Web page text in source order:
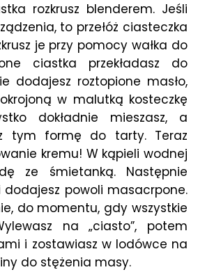
rozkrusz blenderem. Jeśli
to przełóż ciasteczka
je przy pomocy wałka do
ciastka przekładasz do
dodajesz roztopione masło,
w malutką kosteczkę
dokładnie mieszasz, a
tym formę do tarty. Teraz
kremu! W kąpieli wodnej
ze śmietanką. Następnie
dodajesz powoli masacrpone.
do momentu, gdy wszystkie
na „ciasto”, potem
i zostawiasz w lodówce na
do stężenia masy.